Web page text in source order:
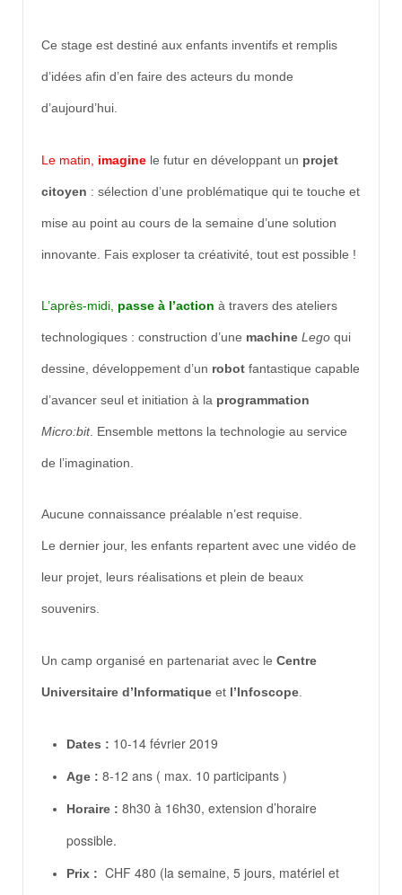
Ce stage est destiné aux enfants inventifs et remplis
d’idées afin d’en faire des acteurs du monde
d’aujourd’hui.
Le matin, imagine le futur en développant un projet
citoyen : sélection d’une problématique qui te touche et
mise au point au cours de la semaine d’une solution
innovante. Fais exploser ta créativité, tout est possible !
L’après-midi, passe à l’action à travers des ateliers
technologiques : construction d’une machine Lego qui
dessine, développement d’un robot fantastique capable
d’avancer seul et initiation à la programmation
Micro:bit. Ensemble mettons la technologie au service
de l’imagination.
Aucune connaissance préalable n’est requise.
Le dernier jour, les enfants repartent avec une vidéo de
leur projet, leurs réalisations et plein de beaux
souvenirs.
Un camp organisé en partenariat avec le Centre
Universitaire d’Informatique et l’Infoscope
Dates : 10-14 février 2019
Age : 8-12 ans ( max. 10 participants )
Horaire : 8h30 à 16h30, extension d’horaire
possible.
Prix : CHF 480 (la semaine, 5 jours, matériel et